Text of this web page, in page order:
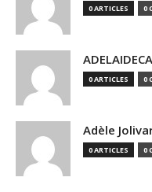
0 ARTICLES 0
0 ARTICLES 0
Adèle
0 ARTICLES 0